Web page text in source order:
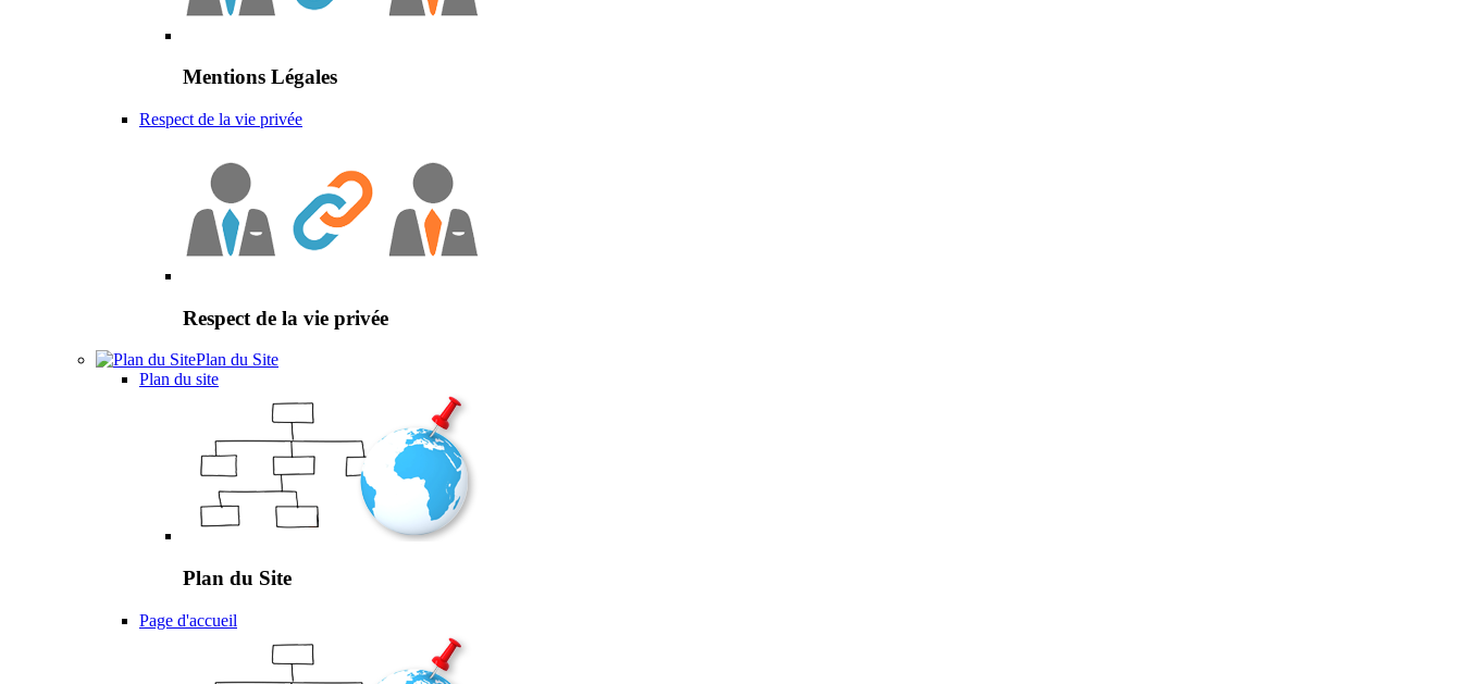
Mentions Légales
Respect de la vie privée
Respect de la vie privée
Plan du Site
Plan du site
Plan du Site
Page d'accueil